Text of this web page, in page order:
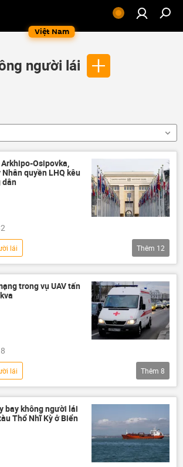
Việt Nam
người lái
Osipovka,
quyền LHQ kêu
dân
lái
biệt tại Ukraina
Trẻ em
tấn công
Hợp Quốc
Thêm 12
trong vụ UAV tấn
lái
biệt tại Ukraina
Ukraina
sự
thiệt mạng
Thêm 8
bay không người lái
Thổ Nhĩ Kỳ ở Biển